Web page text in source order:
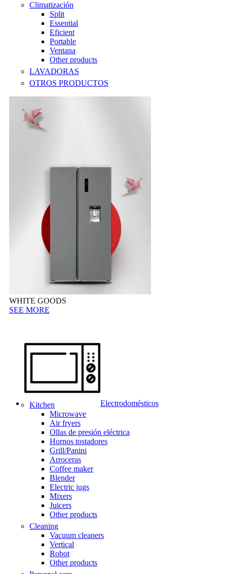
Climatización
Split
Essential
Eficient
Portable
Ventana
Other products
LAVADORAS
OTROS PRODUCTOS
WHITE GOODS
SEE MORE
Electrodomésticos
Kitchen
Microwave
Air fryers
Ollas de presión eléctrica
Hornos tostadores
Grill/Panini
Arroceras
Coffee maker
Blender
Electric jugs
Mixers
Juicers
Other products
Cleaning
Vacuum cleaners
Vertical
Robot
Other products